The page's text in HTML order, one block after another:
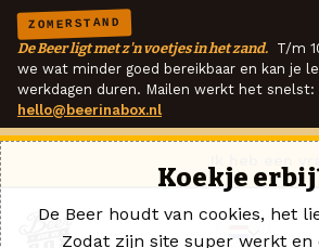
ZOMERSTAND
De Beer ligt met z'n voetjes in het zand. T/m
we wat minder goed bereikbaar en kan je
werkdagen duren. Mailen werkt het snelst:
hello@beerinabox.nl
Koekje
De Beer houdt van cookies, het
Zodat zijn site super werkt en